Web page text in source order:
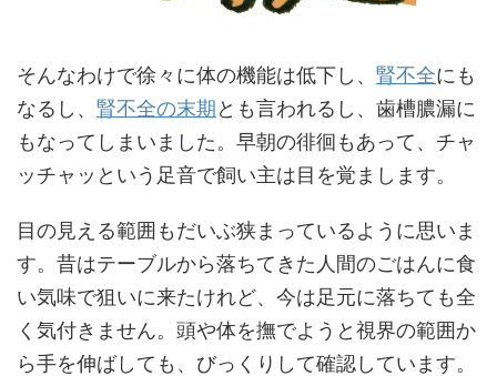
そんなわけで徐々に体の機能は低下し、 腎不全にも
なるし、 腎不全の末期とも言われるし、歯槽膿漏に
もなってしまいました。早朝の徘徊もあって、チャ
ッチャッという足音で飼い主は目を覚まします。
目の見える範囲もだいぶ狭まっているように思いま
す。昔はテーブルから落ちてきた人間のごはんに食
い気味で狙いに来たけれど、今は足元に落ちても全
く気付きません。頭や体を撫でようと視界の範囲か
ら手を伸ばしても、びっくりして確認しています。